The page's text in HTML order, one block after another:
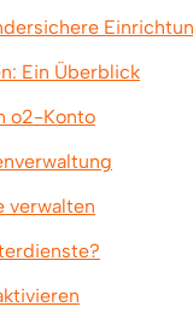
Ein Überblick
o2-Konto
verwalten